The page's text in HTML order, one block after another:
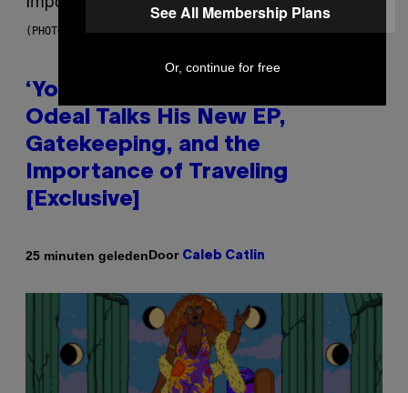
(PHOTO VIA MARK CLENNON)
‘You Can’t Fake an Experience’:
Odeal Talks His New EP,
Gatekeeping, and the
Importance of Traveling
[Exclusive]
25 minuten geledenDoor Caleb Catlin
See All Membership Plans
Or, continue for free